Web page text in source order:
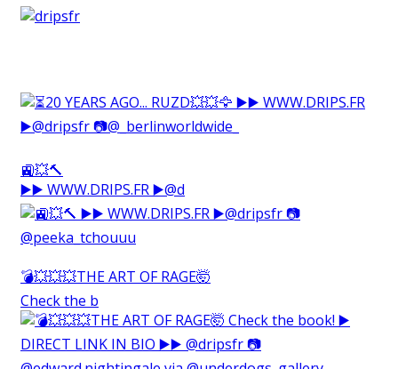
🚉💥🔨⁠
▶️▶️ WWW.DRIPS.FR ▶️@d
💣💥💥💥THE ART OF RAGE🤯⁠
Check the b